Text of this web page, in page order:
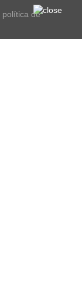
política de